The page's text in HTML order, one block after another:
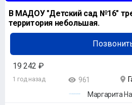
В МАДОУ "Детский сад №16"
территория небольшая.
19 242 ₽
1 год назад 961
Маргарита